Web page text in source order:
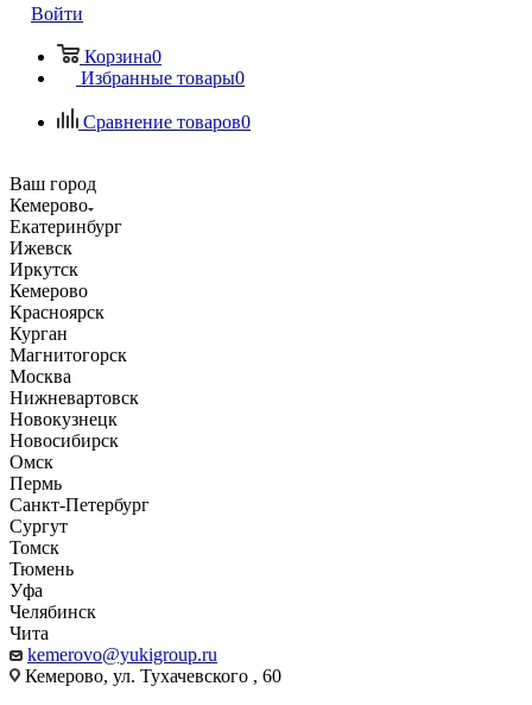
Войти
Корзина0
Избранные товары0
Сравнение товаров0
Ваш город
Кемерово
Екатеринбург
Ижевск
Иркутск
Кемерово
Красноярск
Курган
Магнитогорск
Москва
Нижневартовск
Новокузнецк
Новосибирск
Омск
Пермь
Санкт-Петербург
Сургут
Томск
Тюмень
Уфа
Челябинск
Чита
kemerovo@yukigroup.ru
Кемерово, ул. Тухачевского , 60